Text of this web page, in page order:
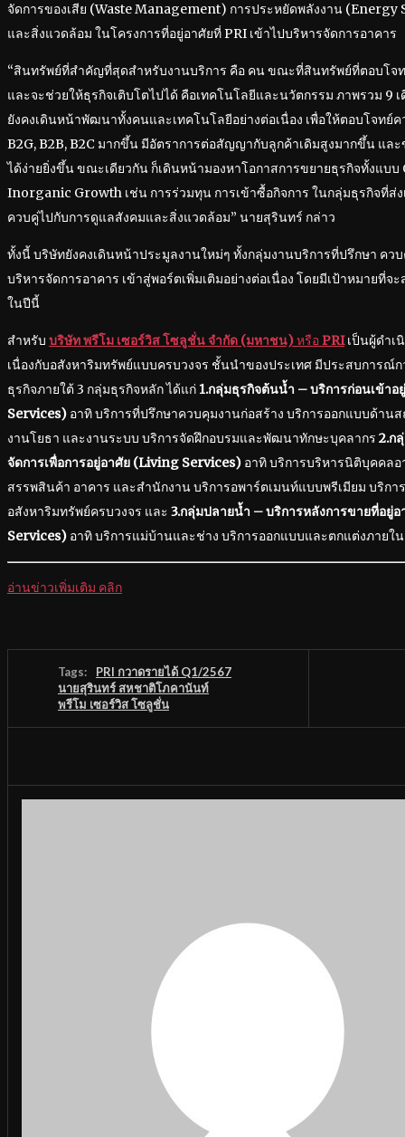
จัดการของเสีย (Waste Management) การประหยัดพลังงาน (Energy
และสิ่งแวดล้อม ในโครงการที่อยู่อาศัยที่ PRI เข้าไปบริหารจัดการอาคาร
“สินทรัพย์ที่สำคัญที่สุดสำหรับงานบริการ คือ คน ขณะที่สินทรัพย์ที่ตอบโจ
และจะช่วยให้ธุรกิจเติบโตไปได้ คือเทคโนโลยีและนวัตกรรม ภาพรวม 9 เ
ยังคงเดินหน้าพัฒนาทั้งคนและเทคโนโลยีอย่างต่อเนื่อง เพื่อให้ตอบโจทย์
B2G, B2B, B2C มากขึ้น มีอัตราการต่อสัญญากับลูกค้าเดิมสูงมากขึ้น แล
ได้ง่ายยิ่งขึ้น ขณะเดียวกัน ก็เดินหน้ามองหาโอกาสการขยายธุรกิจทั้งแบ
Inorganic Growth เช่น การร่วมทุน การเข้าซื้อกิจการ ในกลุ่มธุรกิจที่ส่ง
ควบคู่ไปกับการดูแลสังคมและสิ่งแวดล้อม” นายสุรินทร์ กล่าว
ทั้งนี้ บริษัทยังคงเดินหน้าประมูลงานใหม่ๆ ทั้งกลุ่มงานบริการที่ปรึกษา คว
บริหารจัดการอาคาร เข้าสู่พอร์ตเพิ่มเติมอย่างต่อเนื่อง โดยมีเป้าหมายที่จ
ในปีนี้
สำหรับ บริษัท พรีโม​ เซอร์วิส โซลูชั่น จำกัด (มหาชน)หรือPRIเป็นผู้ดำเ
เนื่องกับอสังหาริมทรัพย์แบบครบวงจร ชั้นนำของประเทศ มีประสบการณ์ก
ธุรกิจภายใต้ 3 กลุ่มธุรกิจหลัก ได้แก่ 1.กลุ่มธุรกิจต้นน้ำ – บริการก่อนเข้า
Services) อาทิ บริการที่ปรึกษาควบคุมงานก่อสร้าง บริการออกแบบด้าน
งานโยธา และงานระบบ บริการจัดฝึกอบรมและพัฒนาทักษะบุคลากร 2.ก
จัดการเพื่อการอยู่อาศัย (Living Services) อาทิ บริการบริหารนิติบุคคล
สรรพสินค้า อาคาร และสำนักงาน บริการอพาร์ตเมนท์แบบพรีเมียม บริก
อสังหาริมทรัพย์ครบวงจร และ 3.กลุ่มปลายน้ำ – บริการหลังการขายที่อยู่
Services) อาทิ บริการแม่บ้านและช่าง บริการออกแบบและตกแต่งภายใน
อ่านข่าวเพิ่มเติม คลิก
Tags:
PRI กวาดรายได้ Q1/2567
นายสุรินทร์ สหชาติโภคานันท์
พรีโม เซอร์วิส โซลูชั่น